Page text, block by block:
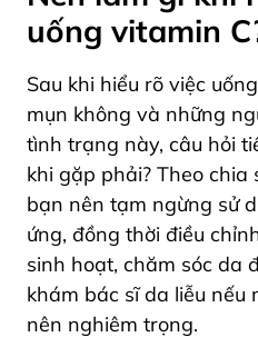
uống vitamin
Sau khi hiểu rõ việc
mụn không và những
tình trạng này, câu hỏi
khi gặp phải? Theo chia
bạn nên tạm ngừng sử
ứng, đồng thời điều
sinh hoạt, chăm sóc da
khám bác sĩ da liễu nếu
nên nghiêm trọng.